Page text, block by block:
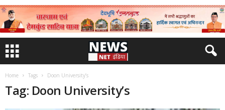
Home Tags Doon University’s
Tag: Doon University’s